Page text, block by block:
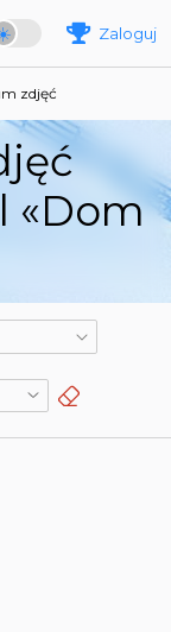
Zaloguj
zdjęć
«Dom